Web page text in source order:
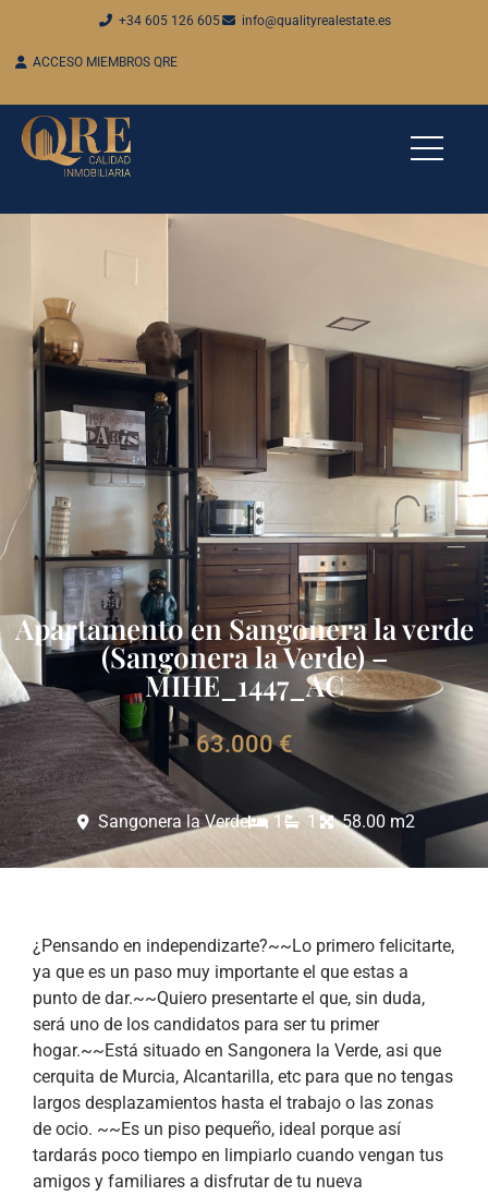
+34 605 126 605 info@qualityrealestate.es
ACCESO MIEMBROS QRE
Apartamento en Sangonera la verde
(Sangonera la Verde) –
MIHE_1447_AC
63.000 €
Sangonera la Verde 1 1 58.00 m2
¿Pensando en independizarte?~~Lo primero felicitarte,
ya que es un paso muy importante el que estas a
punto de dar.~~Quiero presentarte el que, sin duda,
será uno de los candidatos para ser tu primer
hogar.~~Está situado en Sangonera la Verde, asi que
cerquita de Murcia, Alcantarilla, etc para que no tengas
largos desplazamientos hasta el trabajo o las zonas
de ocio. ~~Es un piso pequeño, ideal porque así
tardarás poco tiempo en limpiarlo cuando vengan tus
amigos y familiares a disfrutar de tu nueva